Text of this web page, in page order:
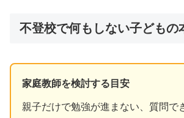
不登校で何もしない子どもの
家庭教師を検討する目安
親子だけで勉強が進まない、質問で